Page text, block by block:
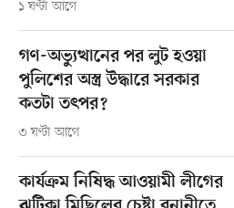
১ ঘণ্টা আগে
গণ-অভ্যুত্থানের পর লুট হওয়া
পুলিশের অস্ত্র উদ্ধারে সরকার
কতটা তৎপর?
৩ ঘণ্টা আগে
কার্যক্রম নিষিদ্ধ আওয়ামী লীগের